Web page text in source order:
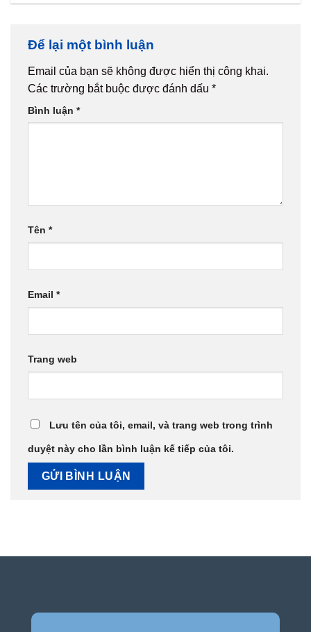
Để lại một bình luận
Email của bạn sẽ không được hiển thị công khai.
Các trường bắt buộc được đánh dấu *
Bình luận *
Tên *
Email *
Trang web
Lưu tên của tôi, email, và trang web trong trình
duyệt này cho lần bình luận kế tiếp của tôi.